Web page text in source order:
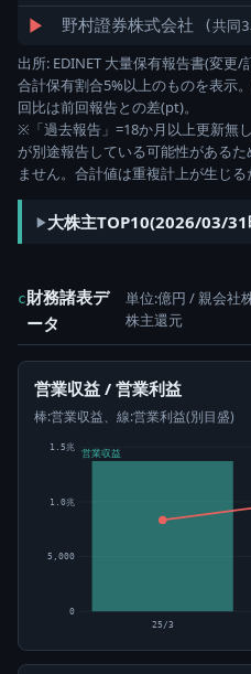
▶ 野村證券株式会社 (共同
出所: EDINET 大量保有報告書(変更
合計保有割合5%以上のものを表示
回比は前回報告との差(pt)。
※「過去報告」=18か月以上更新無
が別途報告している可能性がある
ません。合計値は重複計上が生じる
大株主TOP10(2026/03/31
c財務諸表デ
ータ
単位:億円 / 親会社
株主還元
営業収益 / 営業利益
棒:営業収益、線:営業利益(別目盛)
0
5,000
1.0兆
1.5兆
25/3
営業収益